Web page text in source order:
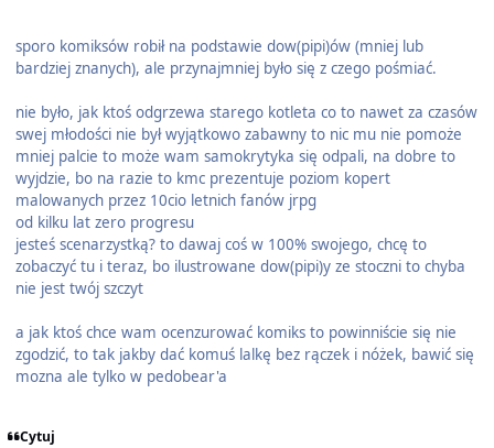
sporo komiksów robił na podstawie dow(pipi)ów (mniej lub
bardziej znanych), ale przynajmniej było się z czego pośmiać.
nie było, jak ktoś odgrzewa starego kotleta co to nawet za czasów
swej młodości nie był wyjątkowo zabawny to nic mu nie pomoże
mniej palcie to może wam samokrytyka się odpali, na dobre to
wyjdzie, bo na razie to kmc prezentuje poziom kopert
malowanych przez 10cio letnich fanów jrpg
od kilku lat zero progresu
jesteś scenarzystką? to dawaj coś w 100% swojego, chcę to
zobaczyć tu i teraz, bo ilustrowane dow(pipi)y ze stoczni to chyba
nie jest twój szczyt
a jak ktoś chce wam ocenzurować komiks to powinniście się nie
zgodzić, to tak jakby dać komuś lalkę bez rączek i nóżek, bawić się
mozna ale tylko w pedobear'a
Cytuj